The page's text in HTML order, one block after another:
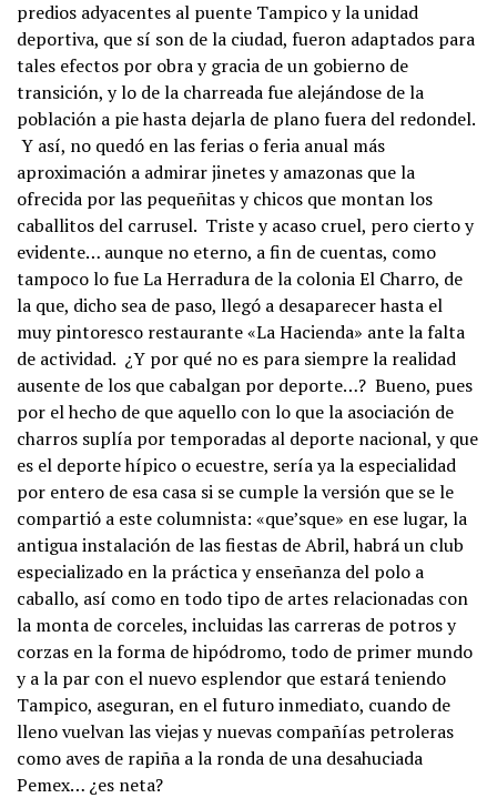
predios adyacentes al puente Tampico y la unidad
deportiva, que sí son de la ciudad, fueron adaptados para
tales efectos por obra y gracia de un gobierno de
transición, y lo de la charreada fue alejándose de la
población a pie hasta dejarla de plano fuera del redondel.
Y así, no quedó en las ferias o feria anual más
aproximación a admirar jinetes y amazonas que la
ofrecida por las pequeñitas y chicos que montan los
caballitos del carrusel. Triste y acaso cruel, pero cierto y
evidente… aunque no eterno, a fin de cuentas, como
tampoco lo fue La Herradura de la colonia El Charro, de
la que, dicho sea de paso, llegó a desaparecer hasta el
muy pintoresco restaurante «La Hacienda» ante la falta
de actividad. ¿Y por qué no es para siempre la realidad
ausente de los que cabalgan por deporte…? Bueno, pues
por el hecho de que aquello con lo que la asociación de
charros suplía por temporadas al deporte nacional, y que
es el deporte hípico o ecuestre, sería ya la especialidad
por entero de esa casa si se cumple la versión que se le
compartió a este columnista: «que’sque» en ese lugar, la
antigua instalación de las fiestas de Abril, habrá un club
especializado en la práctica y enseñanza del polo a
caballo, así como en todo tipo de artes relacionadas con
la monta de corceles, incluidas las carreras de potros y
corzas en la forma de hipódromo, todo de primer mundo
y a la par con el nuevo esplendor que estará teniendo
Tampico, aseguran, en el futuro inmediato, cuando de
lleno vuelvan las viejas y nuevas compañías petroleras
como aves de rapiña a la ronda de una desahuciada
Pemex… ¿es neta?